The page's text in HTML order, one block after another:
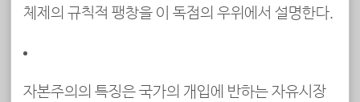
체제의 규칙적 팽창을 이 독점의 우위에서 설명한다.
자본주의의 특징은 국가의 개입에 반하는 자유시장